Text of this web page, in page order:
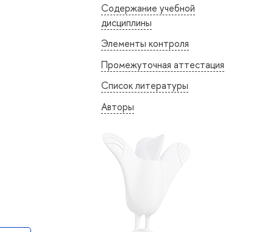
Содержание учебной
дисциплины
Элементы контроля
Промежуточная аттестация
Список литературы
Авторы